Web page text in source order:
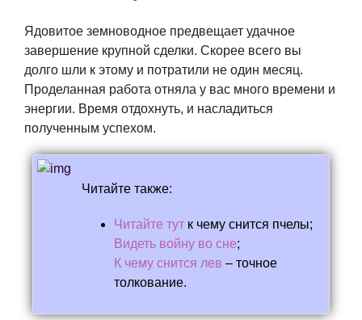
Ядовитое земноводное предвещает удачное
завершение крупной сделки. Скорее всего вы
долго шли к этому и потратили не один месяц.
Проделанная работа отняла у вас много времени и
энергии. Время отдохнуть, и насладиться
полученным успехом.
Читайте также:
Читайте тут к чему снится пчелы;
Видеть войну во сне;
К чему снится лев – точное
толкование.